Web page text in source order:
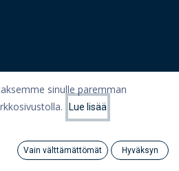
Suosituimmat
Category
sinulle paremman
Lue lisää
Vain välttämättömät Hyväksyn